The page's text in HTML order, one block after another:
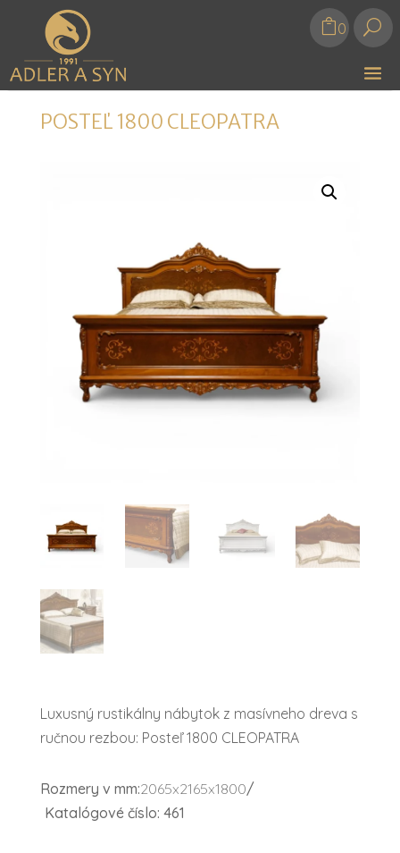
0 U
POSTEĽ 1800 CLEOPATRA
Luxusný rustikálny nábytok z masívneho dreva s
ručnou rezbou: Posteľ 1800 CLEOPATRA
Rozmery v mm:2065x2165x1800/
Katalógové číslo: 461